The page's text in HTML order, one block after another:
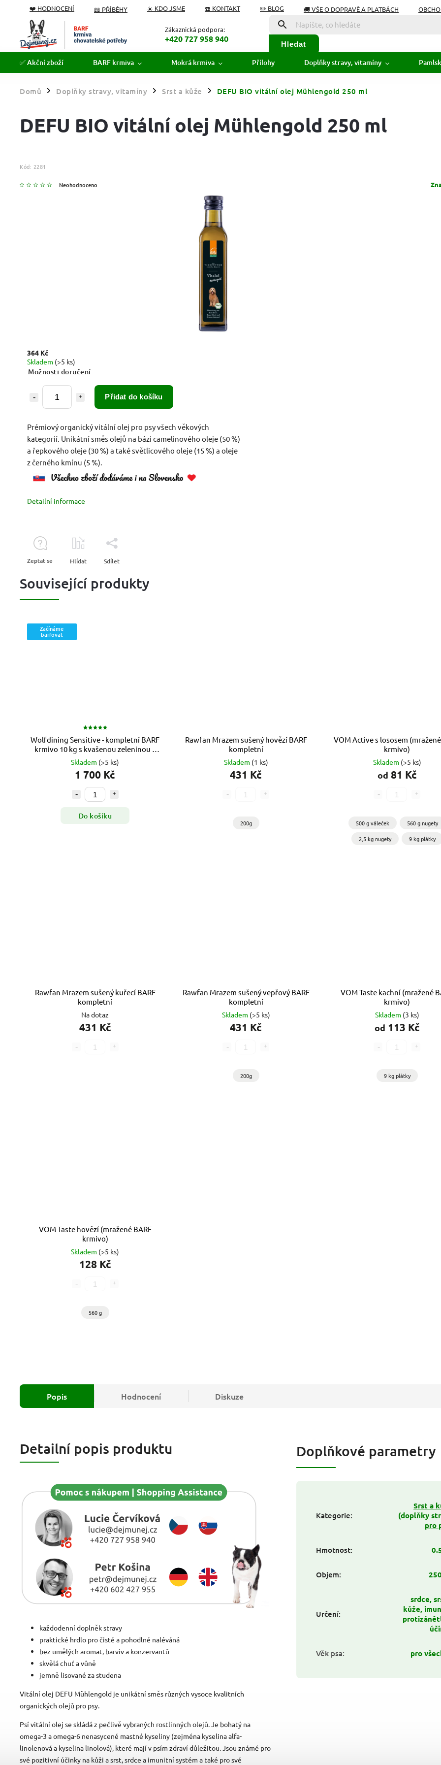
❤️ HODNOCENÍ 📖 PŘÍBĚHY ☀️ KDO JSME ☎️ KONTAKT ✏️ BLOG 🚚 VŠE O DOPRAVĚ A PLATBÁCH
PODÁVÁME POMOCNOU TLAPKU
SLOVNÍK POJMŮ
Zákaznická podpora:
+420 727 958 940
Hledat
✅ Akční zboží BARF krmiva Mokrá krmiva Přílohy Doplňky stravy, vitamíny
Domů / Doplňky stravy, vitamíny / Srst a kůže / DEFU BIO vitální olej Mühlengold 250 ml
DEFU BIO vitální olej Mühlengold 250 ml
Kód: 2281
Neohodnoceno
364 Kč
Skladem (>5 ks)
Možnosti doručení
Přidat do košíku
Prémiový organický vitální olej pro psy všech věkových
kategorií. Unikátní směs olejů na bázi camelinového oleje (50 %)
a řepkového oleje (30 %) a také světlicového oleje (15 %) a oleje
z černého kmínu (5 %).
Detailní informace
Zeptat se Hlídat Sdílet
Související produkty
Začínáme
barfovat
Wolfdining Sensitive - kompletní BARF
krmivo 10 kg s kvašenou zeleninou a
probiotiky
Skladem (>5 ks)
1 700 Kč
Do košíku
Rawfan Mrazem sušený hovězí BARF
kompletní
Skladem (1 ks)
431 Kč
200g
VOM Active s lososem
krmivo)
Skladem (>5 ks)
od 81 Kč
500 g váleček
560 g nugety
2,5 kg nugety
9 kg plátky
Rawfan Mrazem sušený kuřecí BARF
kompletní
Na dotaz
431 Kč
Rawfan Mrazem sušený vepřový BARF
kompletní
Skladem (>5 ks)
431 Kč
200g
VOM Taste kachní (mražené
krmivo)
Skladem (3 ks)
od 113 Kč
9 kg plátky
VOM Taste hovězí (mražené BARF
krmivo)
Skladem (>5 ks)
128 Kč
560 g
Popis Hodnocení Diskuze
Detailní popis produktu
každodenní doplněk stravy
praktické hrdlo pro čisté a pohodlné naléváná
bez umělých aromat, barviv a konzervantů
skvělá chuť a vůně
jemně lisované za studena
Vitální olej DEFU Mühlengold je unikátní směs různých vysoce kvalitních
organických olejů pro psy.
Psí vitální olej se skládá z pečlivě vybraných rostlinných olejů. Je bohatý na
omega-3 a omega-6 nenasycené mastné kyseliny (zejména kyselina alfa-
linolenová a kyselina linolová), které mají v psím zdraví důležitou. Jsou známé pro
své pozitivní účinky na kůži a srst, srdce a imunitní systém a také pro své
Doplňkové parametry
Kategorie:
Srst a
(doplňky
pro
Hmotnost:
Objem:
Určení:
srdce,
kůže,
Věk psa: pro